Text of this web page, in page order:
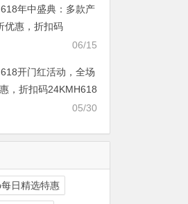
年中盛典：多款产
优惠，折扣码
06/15
开门红活动，全场
，折扣码24KMH618
05/30
日精选特惠